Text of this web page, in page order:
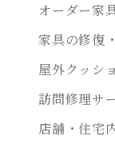
オーダー家
家具の修復
屋外クッシ
訪問修理サ
店舗・住宅